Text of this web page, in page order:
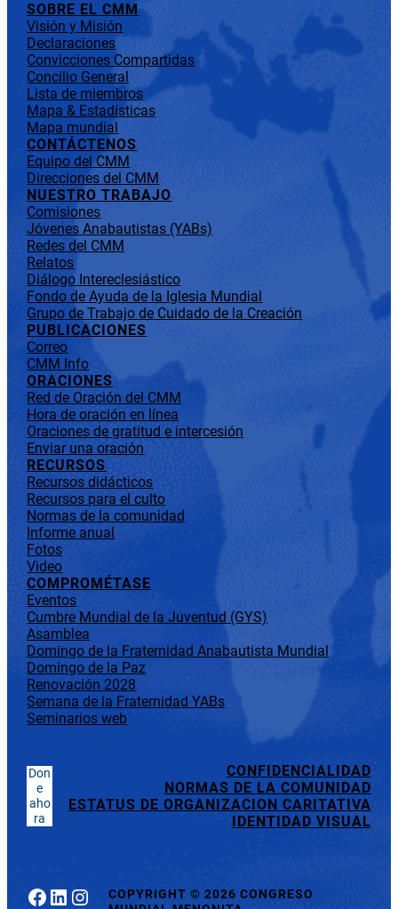
SOBRE EL CMM
Visión y Misión
Declaraciones
Convicciones Compartidas
Concilio General
Lista de miembros
Mapa & Estadísticas
Mapa mundial
CONTÁCTENOS
Equipo del CMM
Direcciones del CMM
NUESTRO TRABAJO
Comisiones
Jóvenes Anabautistas (YABs)
Redes del CMM
Relatos
Diálogo Intereclesiástico
Fondo de Ayuda de la Iglesia Mundial
Grupo de Trabajo de Cuidado de la Creación
PUBLICACIONES
Correo
CMM Info
ORACIONES
Red de Oración del CMM
Hora de oración en línea
Oraciones de gratitud e intercesión
Enviar una oración
RECURSOS
Recursos didácticos
Recursos para el culto
Normas de la comunidad
Informe anual
Fotos
Video
COMPROMÉTASE
Eventos
Cumbre Mundial de la Juventud (GYS)
Asamblea
Domingo de la Fraternidad Anabautista Mundial
Domingo de la Paz
Renovación 2028
Semana de la Fraternidad YABs
Seminarios web
Don
e
aho
ra
CONFIDENCIALIDAD
NORMAS DE LA COMUNIDAD
ESTATUS DE ORGANIZACION CARITATIVA
IDENTIDAD VISUAL
Facebook
LinkedIn
Instagram
COPYRIGHT© 2026 CONGRESO